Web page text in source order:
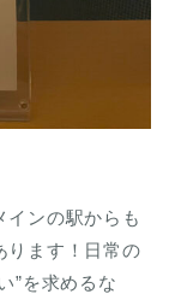
インの駅からも
ります！日常の
”を求めるな